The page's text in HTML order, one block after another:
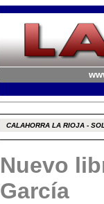
CALAHORRA LA RIOJA -
Nuevo
García